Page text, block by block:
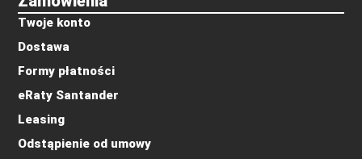
Twoje konto
Dostawa
Formy płatności
eRaty Santander
Leasing
Odstąpienie od umowy